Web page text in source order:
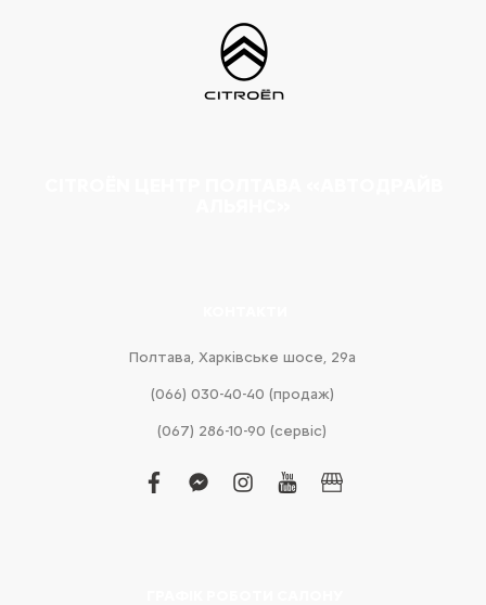
Полтава, Харківське шосе, 29а
(066) 030-40-40 (продаж)
(067) 286-10-90 (сервіс)
facebook
facebook-
instagram
youtubebusiness